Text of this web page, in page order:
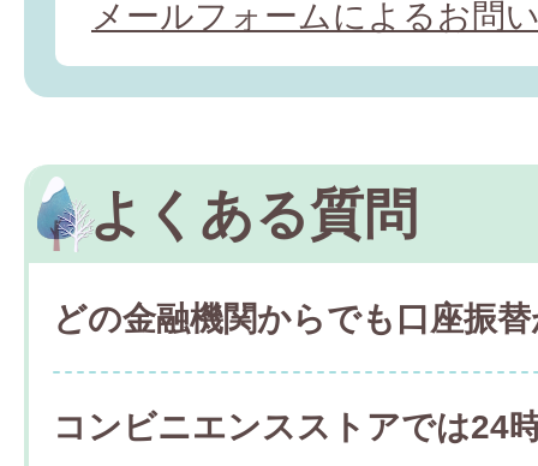
メールフォームによるお問
よくある質問
どの金融機関からでも口座振
コンビニエンスストアでは24